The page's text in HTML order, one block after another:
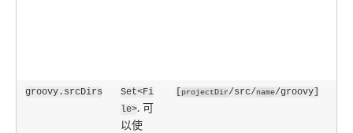
groovy.srcDirs
Set<Fi
le>. 可
以使
[projectDir/src/name/groovy]